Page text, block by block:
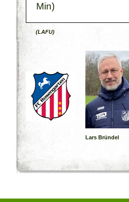
Min)
(LAFU)
Lars Bründel